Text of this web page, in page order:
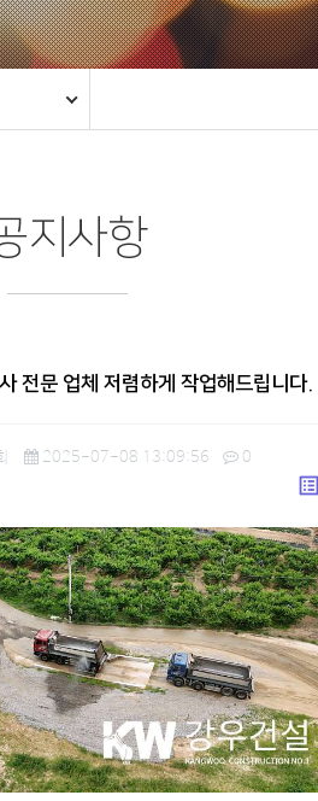
PrevNext
지사항
전문 업체 저렴하게 작업해드립니다.
2025-07-08 13:09:56 0